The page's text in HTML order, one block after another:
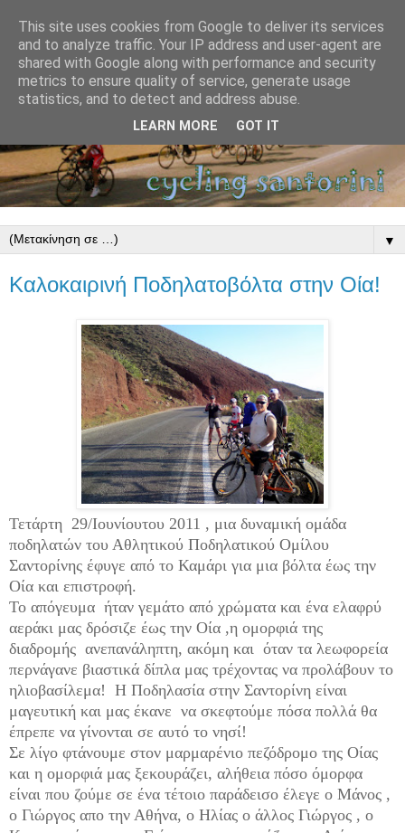
▼
Καλοκαιρινή Ποδηλατοβόλτα στην Οία!
Τετάρτη 29/Ιουνίουτου 2011 , μια δυναμική ομάδα
ποδηλατών του Αθλητικού Ποδηλατικού Ομίλου
Σαντορίνης έφυγε από το Καμάρι για μια βόλτα έως την
Οία και επιστροφή.
Το απόγευμα ήταν γεμάτο από χρώματα και ένα ελαφρύ
αεράκι μας δρόσιζε έως την Οία ,η ομορφιά της
διαδρομής ανεπανάληπτη, ακόμη και όταν τα λεωφορεία
περνάγανε βιαστικά δίπλα μας τρέχοντας να προλάβουν το
ηλιοβασίλεμα! Η Ποδηλασία στην Σαντορίνη είναι
μαγευτική και μας έκανε να σκεφτούμε πόσα πολλά θα
έπρεπε να γίνονται σε αυτό το νησί!
Σε λίγο φτάνουμε στον μαρμαρένιο πεζόδρομο της Οίας
και η ομορφιά μας ξεκουράζει, αλήθεια πόσο όμορφα
είναι που ζούμε σε ένα τέτοιο παράδεισο έλεγε ο Μάνος ,
ο Γιώργος απο την Αθήνα, ο Ηλίας ο άλλος Γιώργος , ο
This site uses cookies from Google to deliver its services
and to analyze traffic. Your IP address and user-agent are
shared with Google along with performance and security
metrics to ensure quality of service, generate usage
statistics, and to detect and address abuse.
LEARN MORE GOT IT